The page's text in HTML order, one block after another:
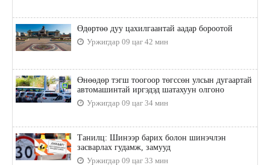
Өдөртөө дуу цахилгаантай аадар бороотой
Уржигдар 09 цаг 42 мин
Өнөөдөр тэгш тоогоор төгссөн улсын дугаартай
автомашинтай иргэдэд шатахуун олгоно
Уржигдар 09 цаг 34 мин
Танилц: Шинээр барих болон шинэчлэн
засварлах гудамж, замууд
Уржигдар 09 цаг 33 мин